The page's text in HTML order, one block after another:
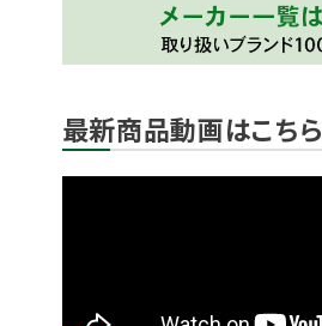
最新商品動画はこちら